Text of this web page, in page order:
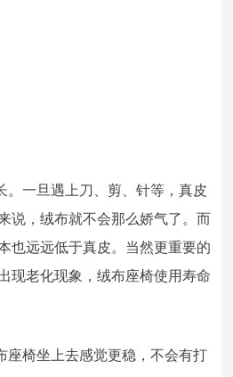
。一旦遇上刀、剪、针等，真皮
说，绒布就不会那么娇气了。而
也远远低于真皮。当然更重要的
现老化现象，绒布座椅使用寿命
座椅坐上去感觉更稳，不会有打